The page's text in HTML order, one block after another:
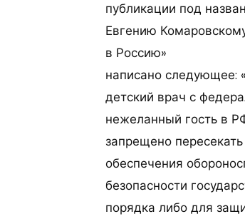
публикации под
Евгению
в Россию»
написано следующее:
детский врач с
нежеланный гость в
запрещено
обеспечения
безопасности
порядка либо для